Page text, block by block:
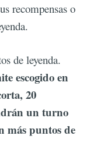
recompensas o
de leyenda.
escogido en
20
un turno
más puntos de